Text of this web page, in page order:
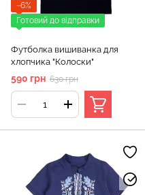
−6%
Готовий до відправки
Футболка вишиванка для
хлопчика "Колоски"
590 грн 630 грн